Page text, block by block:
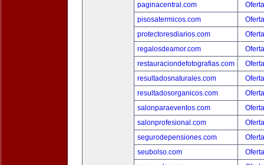
paginacentral.com
pisosatermicos.com
protectoresdiarios.com
regalosdeamor.com
restauraciondefotografias.com
resultadosnaturales.com
resultadosorganicos.com
salonparaeventos.com
salonprofesional.com
segurodepensiones.com
seubolso.com